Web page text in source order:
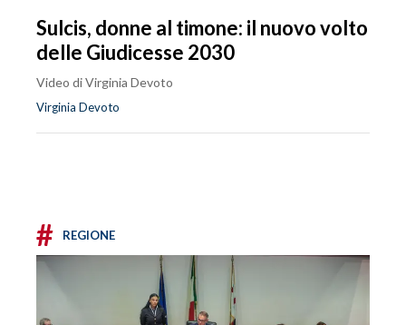
Sulcis, donne al timone: il nuovo volto
delle Giudicesse 2030
Video di Virginia Devoto
Virginia Devoto
# REGIONE